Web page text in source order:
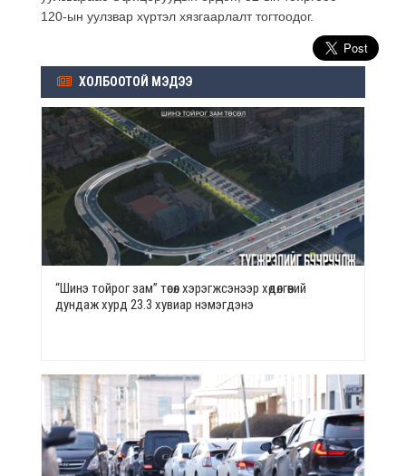
120-ын уулзвар хүртэл хязгаарлалт тогтоодог.
ХОЛБООТОЙ МЭДЭЭ
“Шинэ тойрог зам” төсөл хэрэгжсэнээр хөдөлгөөний
дундаж хурд 23.3 хувиар нэмэгдэнэ